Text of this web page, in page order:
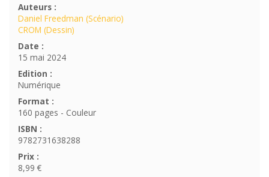
Auteurs :
Daniel Freedman (Scénario)
CROM (Dessin)
Date :
15 mai 2024
Edition :
Numérique
Format :
160 pages - Couleur
ISBN :
9782731638288
Prix :
8,99 €